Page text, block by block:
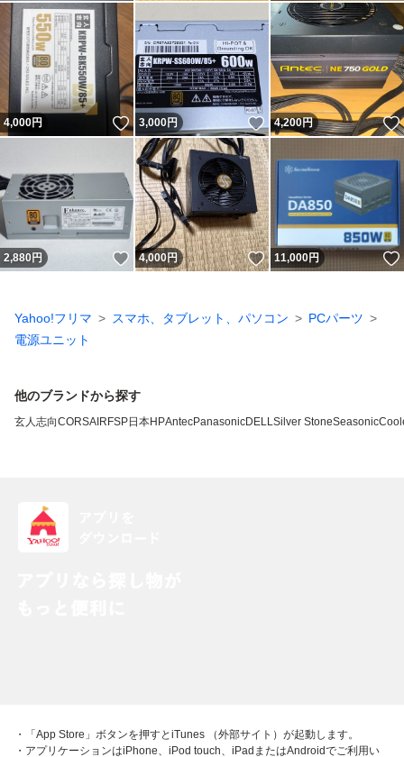
4,000円 いいね！
3,000円 いいね！
4,200円
2,880円 いいね！
4,000円 いいね！
11,000円
Yahoo!フリマ スマホ、タブレット、パソコン
PCパーツ
電源ユニット
他のブランドから探す
玄人志向CORSAIR FSP日本HPAntecPanasonicDELLSilver StoneSeasonic
・「App Store」ボタンを押すとiTunes （外部サイト）が起動します。
・アプリケーションはiPhone、iPod touch、iPadまたはAndroidでご利用い